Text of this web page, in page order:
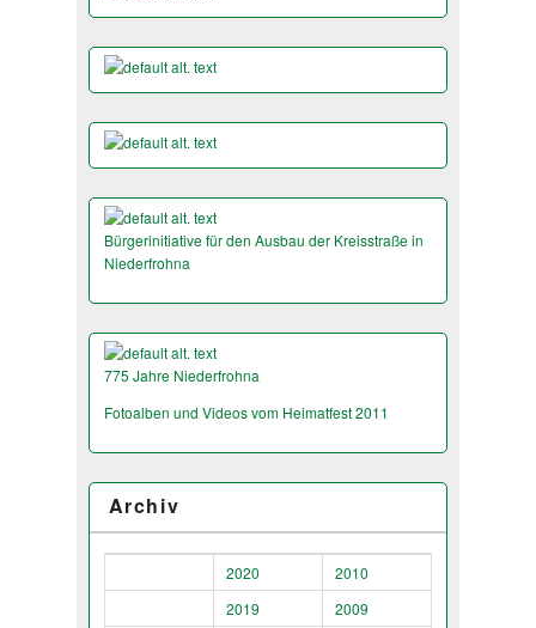
Bürgerinitiative für den Ausbau der Kreisstraße in
Niederfrohna
775 Jahre Niederfrohna
Fotoalben und Videos vom Heimatfest 2011
Archiv
2020
2010
2019
2009